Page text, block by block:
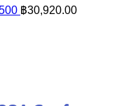
฿30,920.00